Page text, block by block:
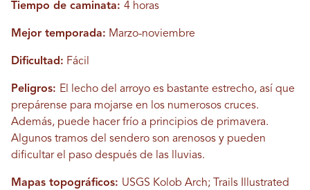
Tiempo de caminata: 4 horas
Mejor temporada: Marzo-noviembre
Dificultad: Fácil
Peligros: El lecho del arroyo es bastante estrecho, así que
prepárense para mojarse en los numerosos cruces.
Además, puede hacer frío a principios de primavera.
Algunos tramos del sendero son arenosos y pueden
dificultar el paso después de las lluvias.
Mapas topográficos: USGS Kolob Arch; Trails Illustrated